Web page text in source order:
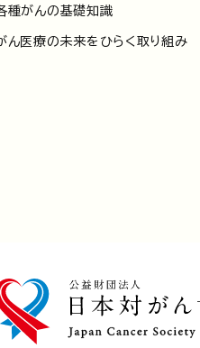
種がんの基礎知識
ん医療の未来をひらく取り組み